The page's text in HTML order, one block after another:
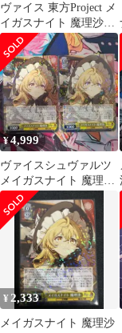
ヴァイス 東方Project メ
イガスナイト 魔理沙
SR 星3 2枚
¥4,999
ヴァイスシュヴァルツ
メイガスナイト 魔理沙
rr 2枚セット
¥ 2,333
メイガスナイト 魔理沙